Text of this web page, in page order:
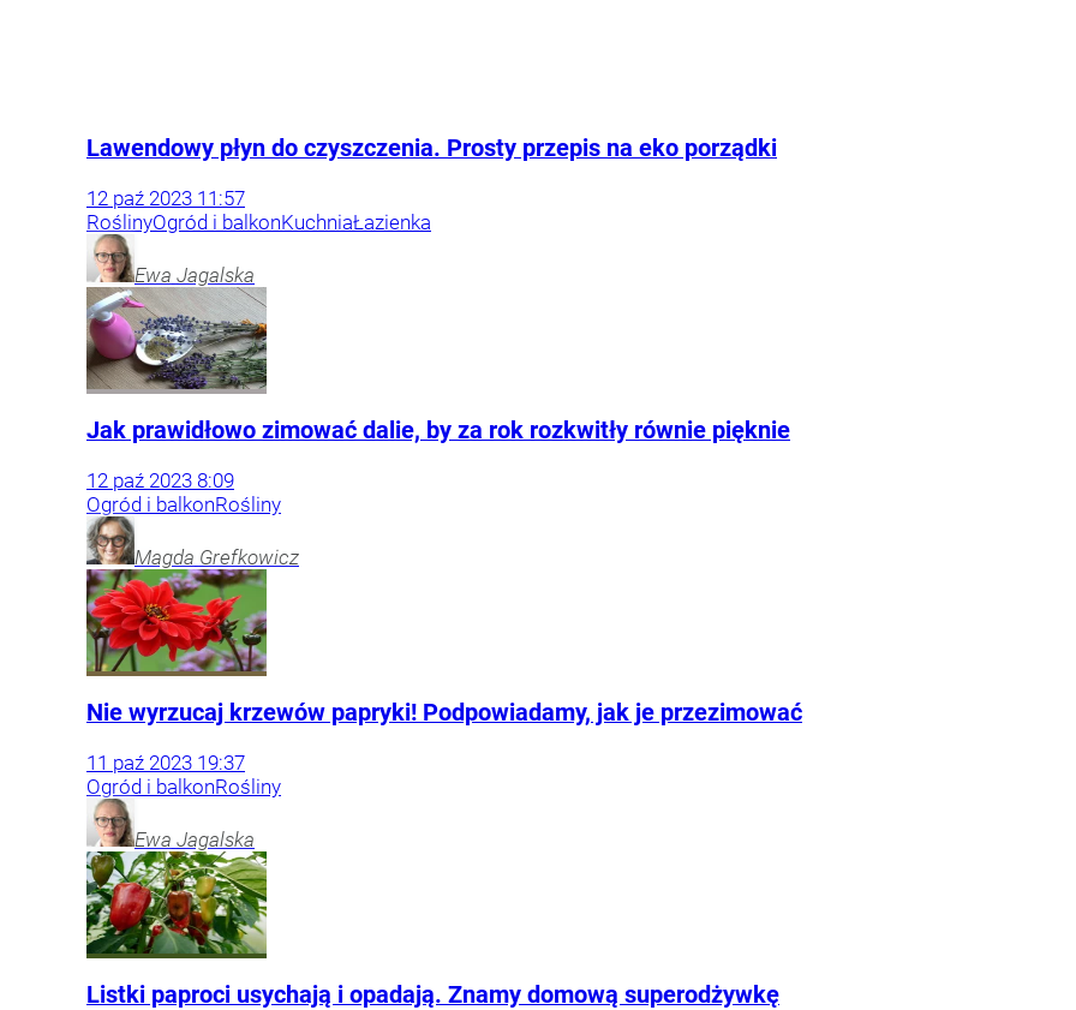
Lawendowy płyn do czyszczenia. Prosty przepis na eko porządki
12 paź 2023 11:57
RoślinyOgród i balkonKuchniaŁazienka
Ewa Jagalska
Jak prawidłowo zimować dalie, by za rok rozkwitły równie pięknie
12 paź 2023 8:09
Ogród i balkonRośliny
Magda Grefkowicz
Nie wyrzucaj krzewów papryki! Podpowiadamy, jak je przezimować
11 paź 2023 19:37
Ogród i balkonRośliny
Ewa Jagalska
Listki paproci usychają i opadają. Znamy domową superodżywkę